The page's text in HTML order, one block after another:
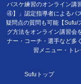
バスケ練習のオンライン講
④】」認定指導者によるバ
疑問点の質問も可能【Sufu/
グ方法をオンライン講習会
ナー・コーチ・選手など多
習メニュー・トレ
Sufuトップ